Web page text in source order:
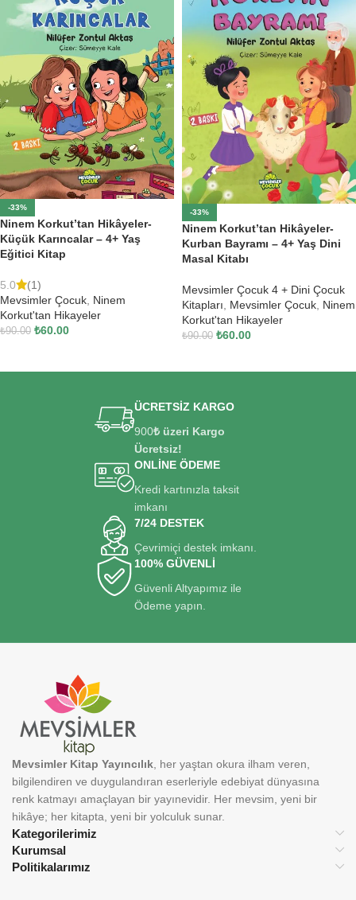
-33%
Ninem Korkut’tan Hikâyeler-
Küçük Karıncalar – 4+ Yaş
Eğitici Kitap
5.0
(1)
Mevsimler Çocuk Ninem
Korkut'tan Hikayeler
₺90.00 ₺60.00
-33%
Ninem Korkut’tan Hikâyeler-
Kurban Bayramı – 4+ Yaş Dini
Masal Kitabı
Mevsimler Çocuk 4 + Dini Çocuk
Kitapları
Mevsimler Çocuk Ninem
Korkut'tan Hikayeler
₺90.00 ₺60.00
ÜCRETSİZ KARGO
900₺ üzeri Kargo
Ücretsiz!
ONLİNE ÖDEME
Kredi kartınızla taksit
imkanı
7/24 DESTEK
Çevrimiçi destek imkanı.
100% GÜVENLİ
Güvenli Altyapımız ile
Ödeme yapın.
Kategorilerimiz
Kurumsal
Politikalarımız
Mevsimler Kitap Yayıncılık , her yaştan okura ilham veren,
bilgilendiren ve duygulandıran eserleriyle edebiyat dünyasına
renk katmayı amaçlayan bir yayınevidir. Her mevsim, yeni bir
hikâye; her kitapta, yeni bir yolculuk sunar.